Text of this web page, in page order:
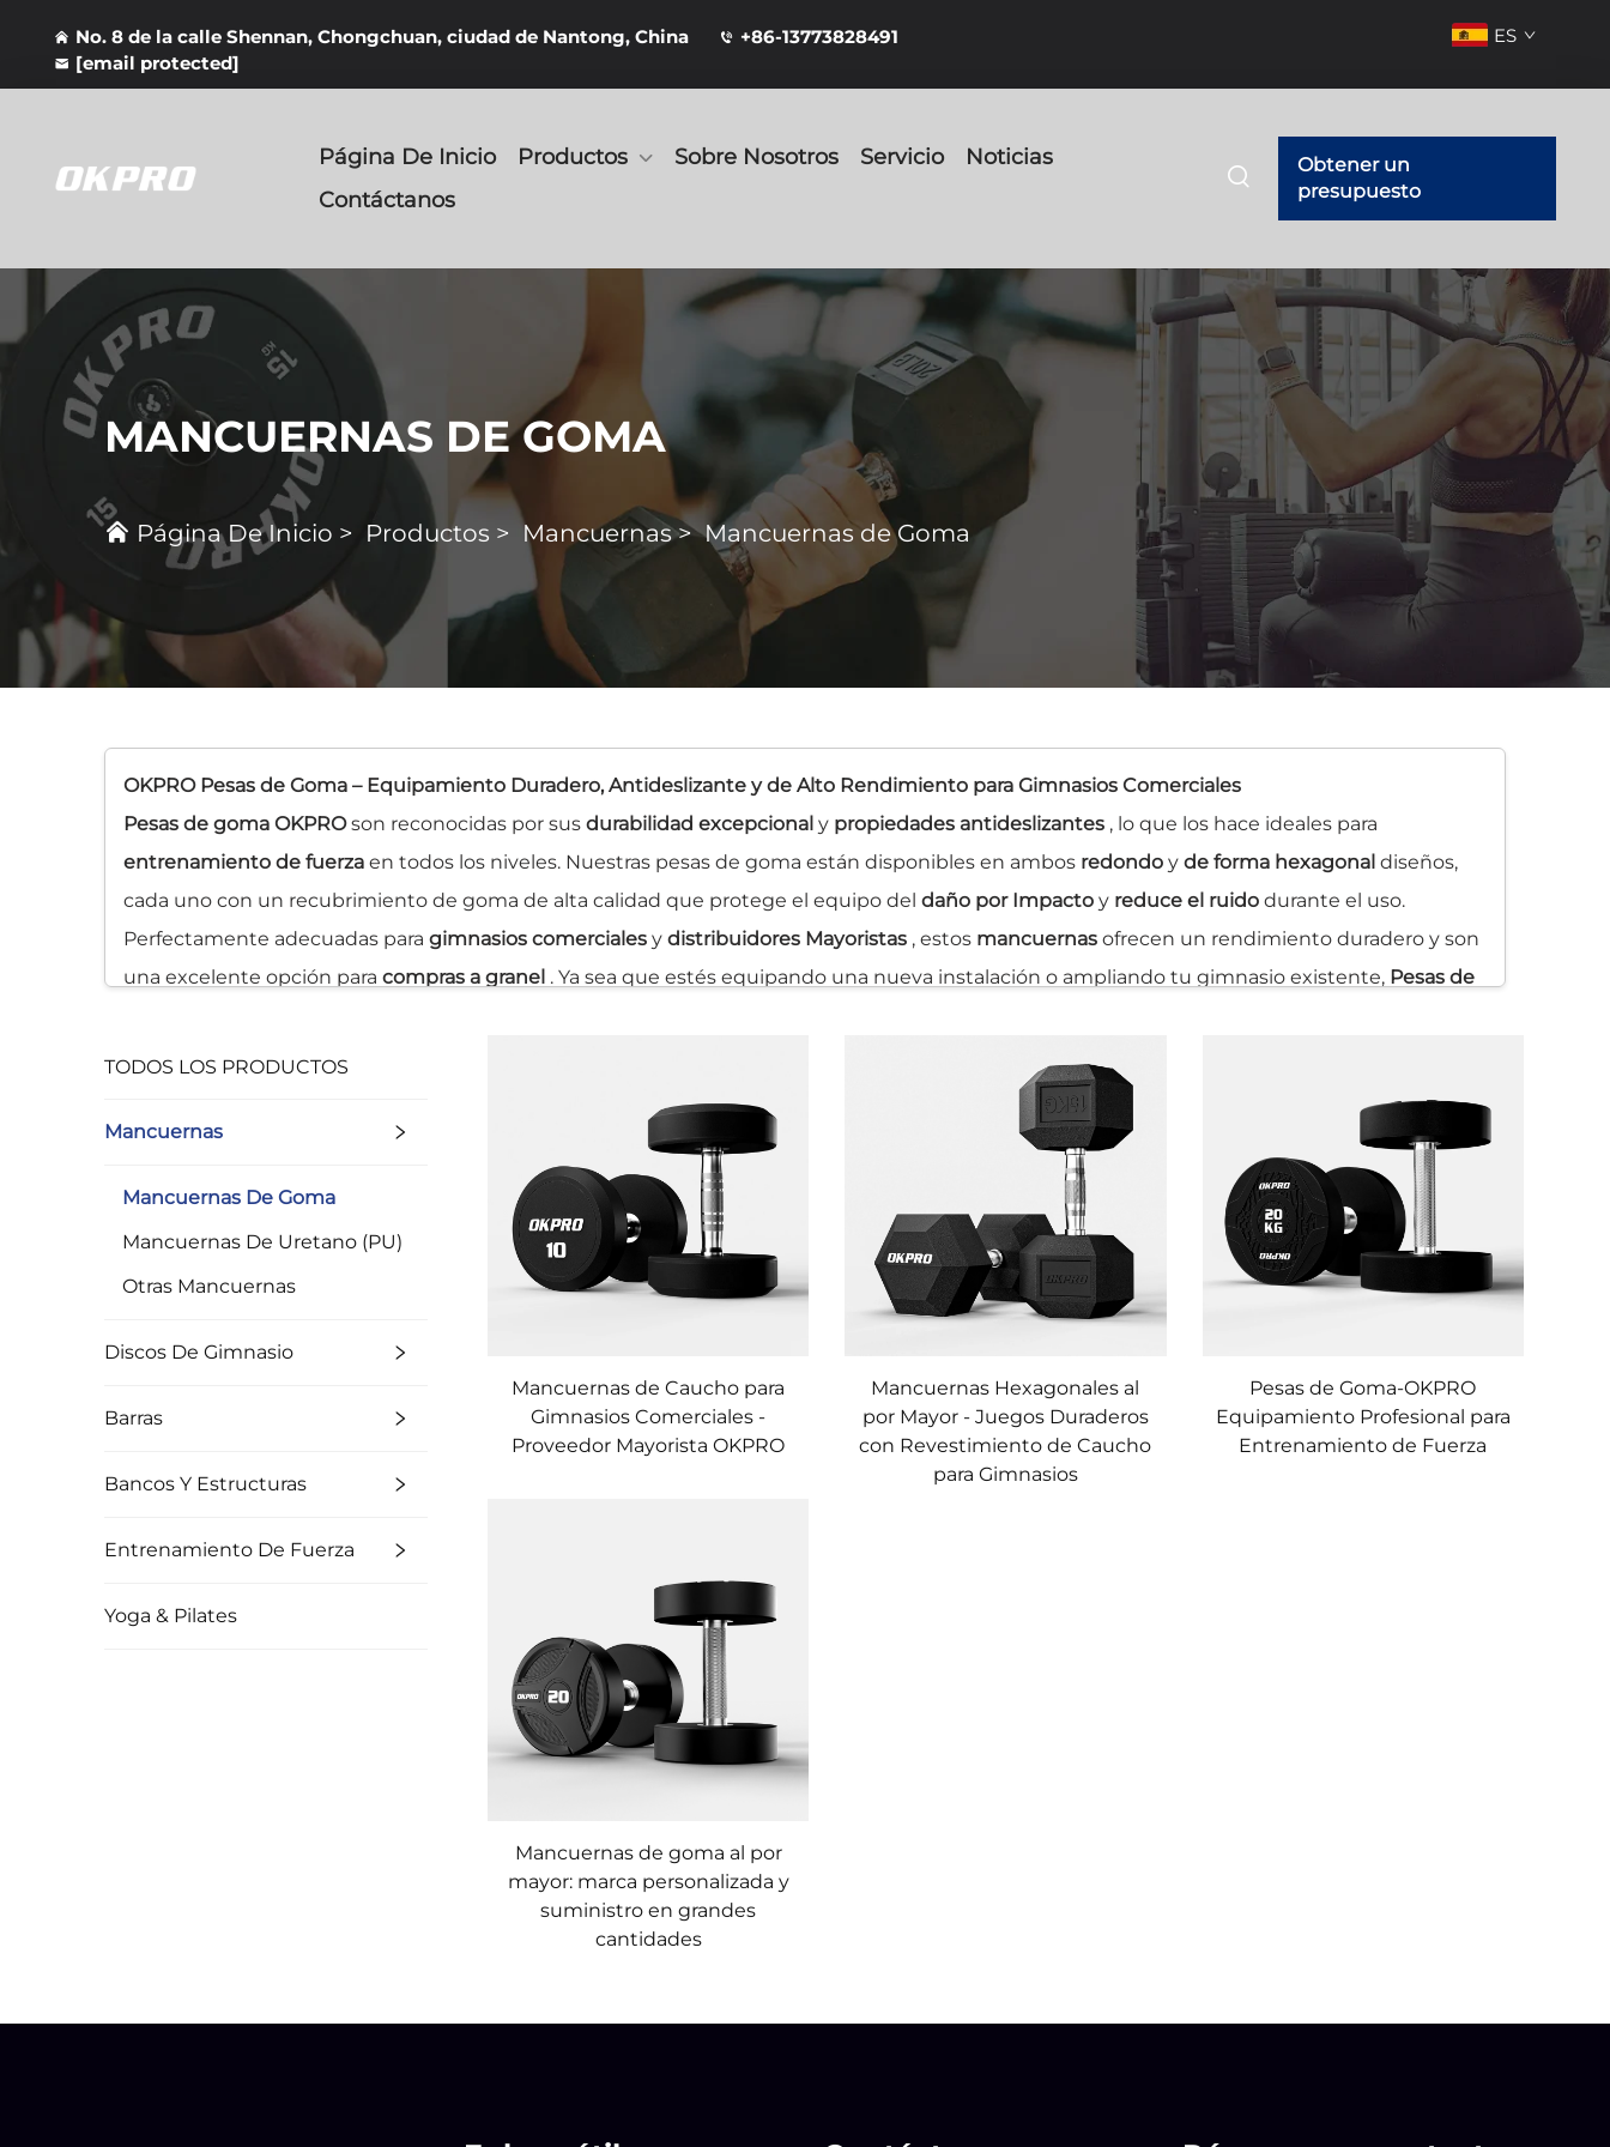
No. 8 de la calle Shennan, Chongchuan, ciudad de Nantong, China
+86-13773828491
[email protected]
ES
Página De Inicio Productos Sobre Nosotros Servicio
Noticias
Contáctanos
Obtener un
presupuesto
MANCUERNAS DE GOMA
Página De Inicio > Productos > Mancuernas>Mancuernas de Goma
OKPRO Pesas de Goma – Equipamiento Duradero, Antideslizante y de Alto Rendimiento para Gimnasios Comerciales
Pesas de goma OKPROson reconocidas por sus durabilidad excepcional y propiedades antideslizantes , lo que los hace ideales para
entrenamiento de fuerza en todos los niveles. Nuestras pesas de goma están disponibles en ambos redondo y de forma hexagonal diseños,
cada uno con un recubrimiento de goma de alta calidad que protege el equipo del daño por Impacto y reduce el ruido durante el uso.
Perfectamente adecuadas para gimnasios comerciales y distribuidores Mayoristas , estos mancuernas ofrecen un rendimiento duradero y son
una excelente opción para compras a granel . Ya sea que estés equipando una nueva instalación o ampliando tu gimnasio existente, Pesas de
TODOS LOS PRODUCTOS
Mancuernas
Mancuernas De Goma
Mancuernas De Uretano (PU)
Otras Mancuernas
Discos De Gimnasio
Barras
Bancos Y Estructuras
Entrenamiento De Fuerza
Yoga & Pilates
Mancuernas de Caucho para
Gimnasios Comerciales -
Proveedor Mayorista OKPRO
Mancuernas Hexagonales al
por Mayor - Juegos Duraderos
con Revestimiento de Caucho
para Gimnasios
Pesas de Goma-OKPRO
Equipamiento Profesional para
Entrenamiento de Fuerza
Mancuernas de goma al por
mayor: marca personalizada y
suministro en grandes
cantidades